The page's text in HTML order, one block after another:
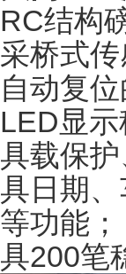
RC结构
采桥式
自动复
LED显
具载保
具日期
等功能；
具200笔